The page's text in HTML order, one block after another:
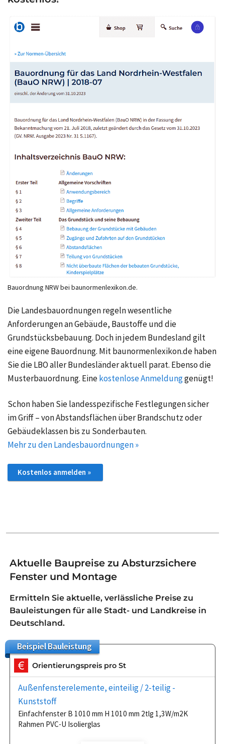
Bauordnung NRW bei baunormenlexikon.de.
Die Landesbauordnungen regeln wesentliche
Anforderungen an Gebäude, Baustoffe und die
Grundstücksbebauung. Doch in jedem Bundesland gilt
eine eigene Bauordnung. Mit baunormenlexikon.de haben
Sie die LBO aller Bundesländer aktuell parat. Ebenso die
Musterbauordnung. Einekostenlose Anmeldunggenügt!
Schon haben Sie landesspezifische Festlegungen sicher
im Griff – von Abstandsflächen über Brandschutz oder
Gebäudeklassen bis zu Sonderbauten.
Mehr zu den Landesbauordnungen »
Kostenlos anmelden »
Aktuelle Baupreise zu Absturzsichere
Fenster und Montage
Ermitteln Sie aktuelle, verlässliche Preise zu
Bauleistungen für alle Stadt- und Landkreise in
Deutschland.
BeispielBauleistung
Orientierungspreis pro St
Außenfensterelemente, einteilig / 2-teilig -
Kunststoff
Einfachfenster B 1010 mm H 1010 mm 2tlg 1,3W/m2K
Rahmen PVC-U Isolierglas